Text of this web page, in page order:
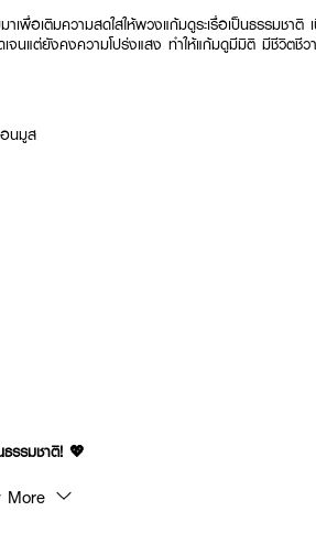
พื่อเติมความสดใสให้พวงแก้มดูระเรื่อเป็นธรรมชา
จนแต่ยังคงความโปร่งแสง ทำให้แก้มดูมีมิติ มีชีวิตชีว
นมูส
รรมชาติ! 💖
More